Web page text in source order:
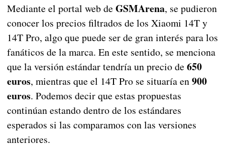
Mediante el portal web de GSMArena, se pudieron
conocer los precios filtrados de los Xiaomi 14T y
14T Pro, algo que puede ser de gran interés para los
fanáticos de la marca. En este sentido, se menciona
que la versión estándar tendría un precio de 650
euros, mientras que el 14T Pro se situaría en900
euros. Podemos decir que estas propuestas
continúan estando dentro de los estándares
esperados si las comparamos con las versiones
anteriores.